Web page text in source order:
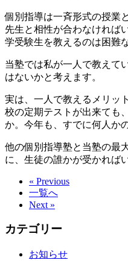
個別指導は一斉形式の授業
先生と相性が合わなければ
学受験生を教えるのは困難
当塾では私が一人で教えて
はないかと考えます。
実は、一人で教えるメリッ
校の定期テストが出来ても
か。今年も、すでに何人か
他の個別指導塾と当塾の最
に、生徒の誰かが受かれば
« Previous
一覧へ
Next »
カテゴリー
お知らせ